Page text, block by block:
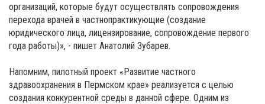
организаций, которые будут осуществлять сопровождения
перехода врачей в частнопрактикующие (создание
юридического лица, лицензирование, сопровождение первого
года работы)», - пишет Анатолий Зубарев.
Напомним, пилотный проект «Развитие частного
здравоохранения в Пермском крае» реализуется с целью
создания конкурентной среды в данной сфере. Одним из